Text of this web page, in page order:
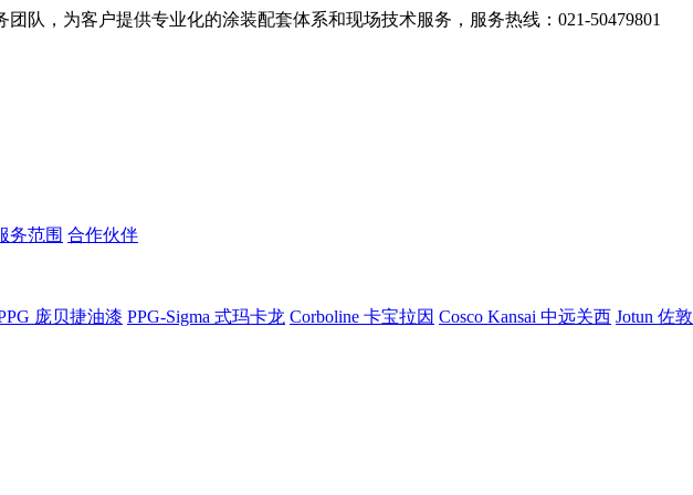
团队，为客户提供专业化的涂装配套体系和现场技术服务，服务热线：021-50479801
务范围 合作伙伴
庞贝捷油漆 PPG-Sigma 式玛卡龙 Corboline 卡宝拉因 Cosco Kansai 中远关西 Jotun 佐敦